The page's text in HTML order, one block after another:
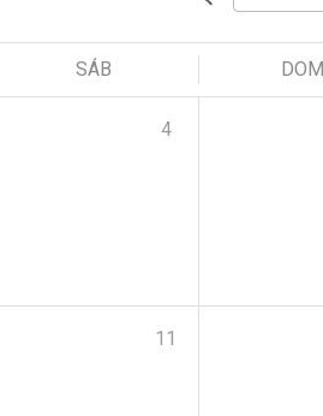
SÁB DOM
4
11